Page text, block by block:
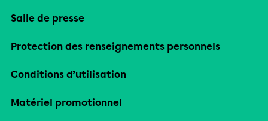
Salle de presse
Protection des renseignements personnels
Conditions d’utilisation
Matériel promotionnel